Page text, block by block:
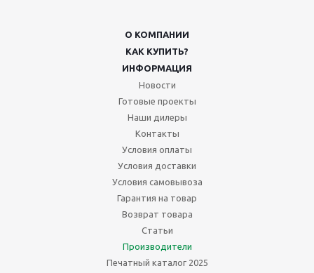
О КОМПАНИИ
КАК КУПИТЬ?
ИНФОРМАЦИЯ
Новости
Готовые проекты
Наши дилеры
Контакты
Условия оплаты
Условия доставки
Условия самовывоза
Гарантия на товар
Возврат товара
Статьи
Производители
Печатный каталог 2025